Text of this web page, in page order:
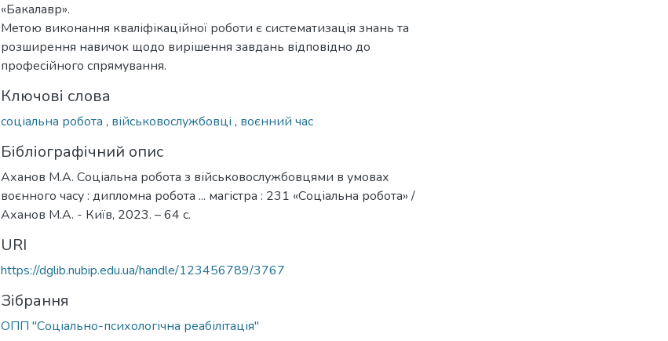
«Бакалавр».
Метою виконання кваліфікаційної роботи є систематизація знань та
розширення навичок щодо вирішення завдань відповідно до
професійного спрямування.
Ключові слова
соціальна робота , військовослужбовці , воєнний час
Бібліографічний опис
Аханов М.А. Соціальна робота з військовослужбовцями в умовах
воєнного часу : дипломна робота ... магістра : 231 «Соціальна робота» /
Аханов М.А. - Київ, 2023. – 64 с.
URI
https://dglib.nubip.edu.ua/handle/123456789/3767
Зібрання
ОПП "Соціально-психологічна реабілітація"